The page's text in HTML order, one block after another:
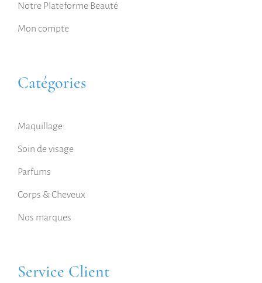
Notre Plateforme Beauté
Mon compte
Catégories
Maquillage
Soin de visage
Parfums
Corps & Cheveux
Nos marques
Service Client